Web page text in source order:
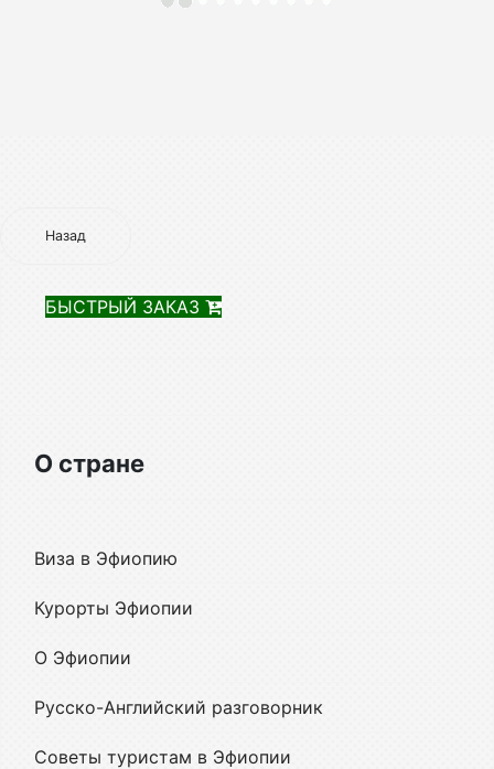
Назад
БЫСТРЫЙ ЗАКАЗ
О стране
Виза в Эфиопию
Курорты Эфиопии
О Эфиопии
Русско-Английский разговорник
Советы туристам в Эфиопии